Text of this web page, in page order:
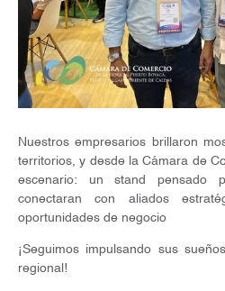
Nuestros empresarios brillaron
territorios, y desde la Cámara de
escenario: un stand pensado
conectaran con aliados
oportunidades de negocio
¡Seguimos impulsando sus
regional!